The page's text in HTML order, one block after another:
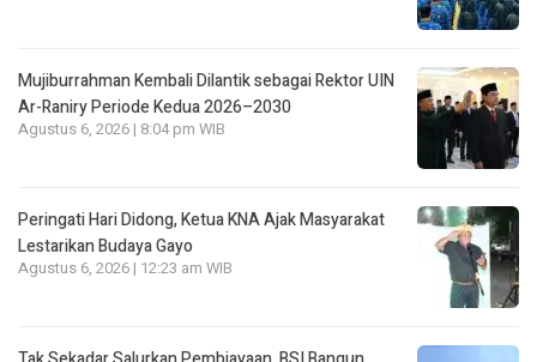
Mujiburrahman Kembali Dilantik sebagai Rektor UIN
Ar-Raniry Periode Kedua 2026–2030
Agustus 6, 2026 | 8:04 pm WIB
Peringati Hari Didong, Ketua KNA Ajak Masyarakat
Lestarikan Budaya Gayo
Agustus 6, 2026 | 12:23 am WIB